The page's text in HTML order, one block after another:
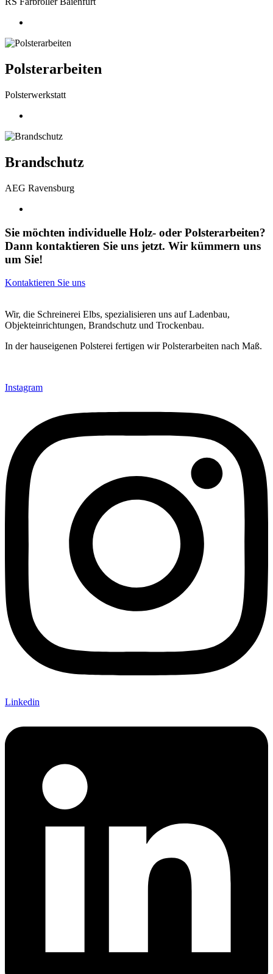
Polsterarbeiten
Polsterwerkstatt
Brandschutz
AEG Ravensburg
Sie möchten individuelle Holz- oder Polsterarbeiten?
Dann kontaktieren Sie uns jetzt. Wir kümmern uns
um Sie!
Kontaktieren Sie uns
Wir, die Schreinerei Elbs, spezialisieren uns auf Ladenbau,
Objekteinrichtungen, Brandschutz und Trockenbau.
In der hauseigenen Polsterei fertigen wir Polsterarbeiten nach Maß.
Instagram
Linkedin